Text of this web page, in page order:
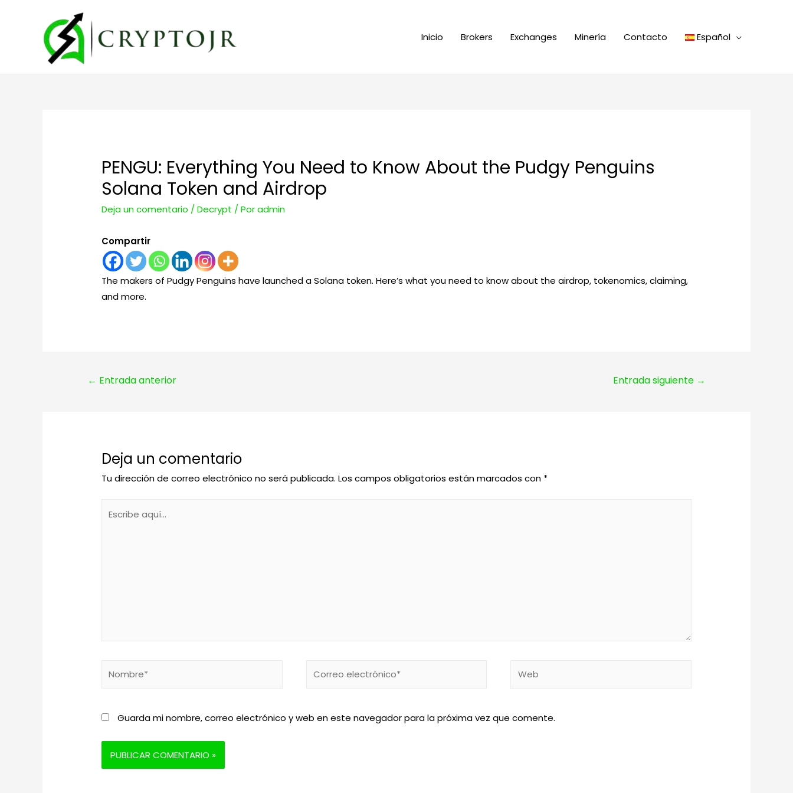
Inicio Brokers Exchanges Minería Contacto Español
PENGU: Everything You Need to Know About the Pudgy Penguins
Solana Token and Airdrop
Deja un comentario /Decrypt / Poradmin
Compartir
The makers of Pudgy Penguins have launched a Solana token. Here’s what you need to know about the airdrop, tokenomics, claiming,
and more.
Navegación
← Entrada anterior Entrada siguiente →
Deja un comentario
Tu dirección de correo electrónico no será publicada. Los campos obligatorios están marcados con *
Guarda mi nombre, correo electrónico y web en este navegador para la próxima vez que comente.